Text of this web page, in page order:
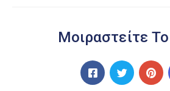
Μοιραστείτε